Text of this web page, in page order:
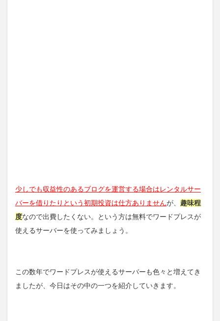
少しでも収益性のあるブログを運営する場合はレンタルサー
バーを借りたりという初期投資は仕方ありませんが、 趣味程
度なので出費したくない。という方は無料でワードプレスが
使えるサーバーを使ってみましょう。
この数年でワードプレスが使えるサーバーも色々と増えてき
ましたが、今日はその中の一つを紹介していきます。